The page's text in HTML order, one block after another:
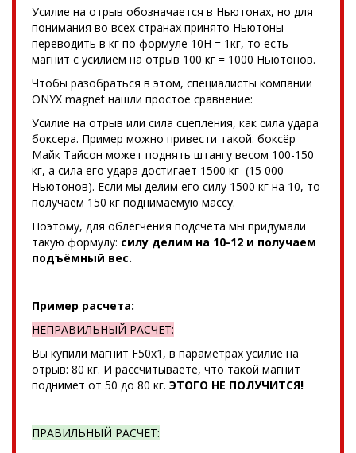
Усилие на отрыв обозначается в Ньютонах, но для
понимания во всех странах принято Ньютоны
переводить в кг по формуле 10Н = 1кг, то есть
магнит с усилием на отрыв 100 кг = 1000 Ньютонов.
Чтобы разобраться в этом, специалисты компании
ONYX magnet нашли простое сравнение:
Усилие на отрыв или сила сцепления, как сила удара
боксера. Пример можно привести такой: боксёр
Майк Тайсон может поднять штангу весом 100-150
кг, а сила его удара достигает 1500 кг (15 000
Ньютонов). Если мы делим его силу 1500 кг на 10, то
получаем 150 кг поднимаемую массу.
Поэтому, для облегчения подсчета мы придумали
такую формулу: силу делим на 10-12 и получаем
подъёмный вес.
Пример расчета:
НЕПРАВИЛЬНЫЙ РАСЧЕТ:
Вы купили магнит F50x1, в параметрах усилие на
отрыв: 80 кг. И рассчитываете, что такой магнит
поднимет от 50 до 80 кг. ЭТОГО НЕ ПОЛУЧИТСЯ!
ПРАВИЛЬНЫЙ РАСЧЕТ: